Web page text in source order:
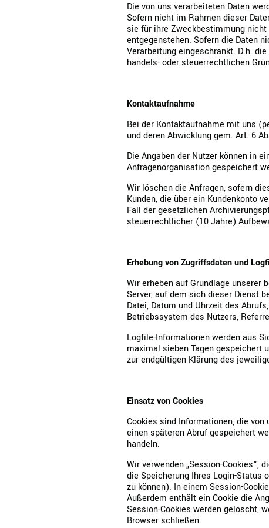
Die von uns verarbeiteten Daten
Sofern nicht im Rahmen dieser
sie für ihre Zweckbestimmung
entgegenstehen. Sofern die Daten
Verarbeitung eingeschränkt. D.h.
handels- oder steuerrechtlichen
Kontaktaufnahme
Bei der Kontaktaufnahme mit uns
und deren Abwicklung gem. Art. 6
Die Angaben der Nutzer können in
Anfragenorganisation gespeichert
Wir löschen die Anfragen, sofern
Kunden, die über ein Kundenkonto
Fall der gesetzlichen
steuerrechtlicher (10 Jahre)
Erhebung von Zugriffsdaten und
Wir erheben auf Grundlage unserer
Server, auf dem sich dieser Dienst
Datei, Datum und Uhrzeit des
Betriebssystem des Nutzers,
Logfile-Informationen werden aus
maximal sieben Tagen gespeichert
zur endgültigen Klärung des
Einsatz von Cookies
Cookies sind Informationen, die von
einen späteren Abruf gespeichert
handeln.
Wir verwenden „Session-Cookies“,
die Speicherung Ihres Login-Status
zu können). In einem Session-
Außerdem enthält ein Cookie die
Session-Cookies werden gelöscht,
Browser schließen.